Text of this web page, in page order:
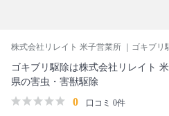
株式会社リレイト 米子営業所 ｜ゴキブリ
ゴキブリ駆除は株式会社リレイト
県の害虫・害獣駆除
0 口コミ 0件